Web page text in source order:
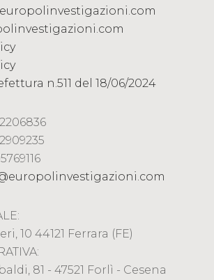
n.511 del 18/06/2024
10 44121 Ferrara (FE)
81 - 47521 Forlì - Cesena